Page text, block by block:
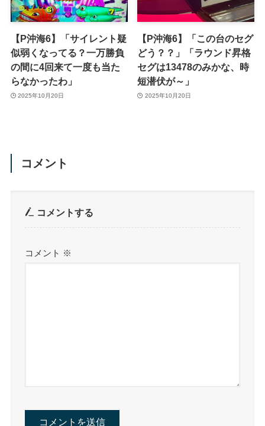
【P沖海6】「サイレント疑
似弱くなってる？一万勝負
の間に4回来て一度も当た
らなかったわ」
2025年10月20日
【P沖海6】「この台のセグ
どう？？」「ラウンド昇格
セグは13478のみかな、時
短潜伏が～」
2025年10月20日
コメント
コメントする
コメント ※